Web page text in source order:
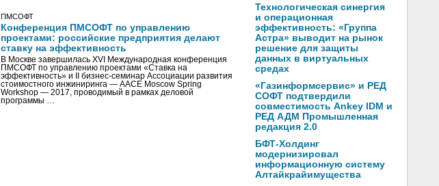
ПМСОФТ
Конференция ПМСОФТ по управлению
проектами: российские предприятия делают
ставку на эффективность
В Москве завершилась XVI Международная конференция
ПМСОФТ по управлению проектами «Ставка на
эффективность» и II бизнес-семинар Ассоциации развития
стоимостного инжиниринга — AACE Moscow Spring
Workshop — 2017, проводимый в рамках деловой
программы …
Технологическая синергия
и операционная
эффективность: «Группа
Астра» выводит на рынок
решение для защиты
данных в виртуальных
средах
«Газинформсервис» и РЕД
СОФТ подтвердили
совместимость Ankey IDM и
РЕД АДМ Промышленная
редакция 2.0
БФТ-Холдинг
модернизировал
информационную систему
Алтайкрайимущества